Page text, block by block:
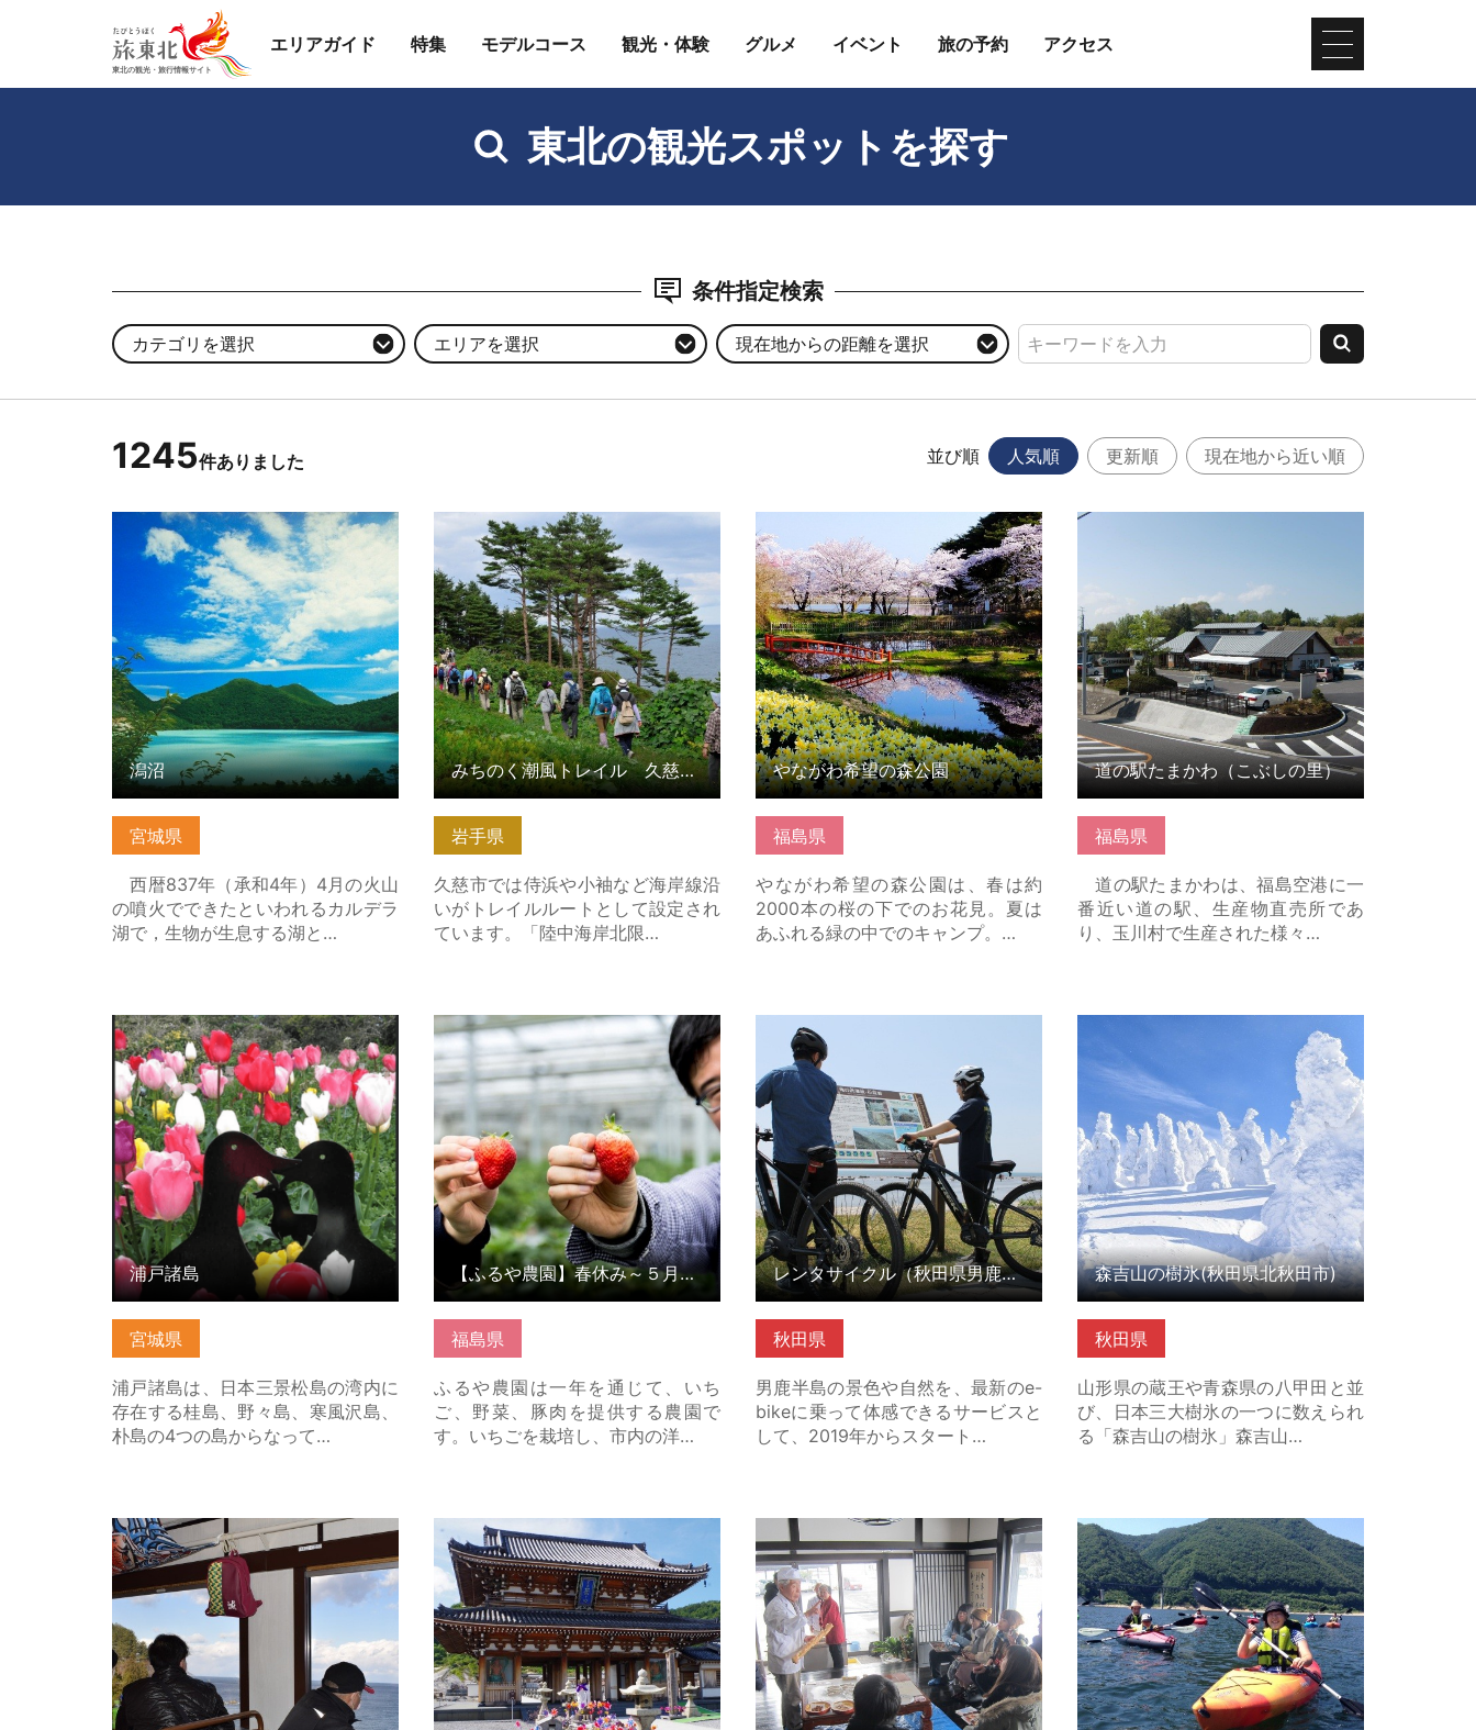
エリアガイド 特集 モデルコース 観光・体験 グルメ イベント 旅の予約 アクセス
東北の観光スポットを探す
条件指定検索
カテゴリを選択 エリアを選択 現在地からの距離を選択
1245件ありました 並び順 人気順 更新順 現在地から近い順
宮城県
西暦837年（承和4年）4月の火山
の噴火でできたといわれるカルデラ
湖で，生物が生息する湖と…
潟沼 の詳細はこちら
潟沼
岩手県
久慈市では侍浜や小袖など海岸線沿
いがトレイルルートとして設定され
ています。「陸中海岸北限…
みちのく潮風トレイル 久慈市区間
の詳細はこちら
みちのく潮風トレイル 久慈市区間
福島県
やながわ希望の森公園は、春は約
2000本の桜の下でのお花見。夏は
あふれる緑の中でのキャンプ。…
やながわ希望の森公園 の詳細はこち
ら
やながわ希望の森公園
福島県
道の駅たまかわは、福島空港に一
番近い道の駅、生産物直売所であ
り、玉川村で生産された様々…
道の駅たまかわ（こぶしの里） の詳
道の駅たまかわ（こぶしの里）
宮城県
浦戸諸島は、日本三景松島の湾内に
存在する桂島、野々島、寒風沢島、
朴島の4つの島からなって…
浦戸諸島 の詳細はこちら
浦戸諸島
福島県
ふるや農園は一年を通じて、いち
ご、野菜、豚肉を提供する農園で
す。いちごを栽培し、市内の洋…
【ふるや農園】春休み～５月末まで
楽しめる「いちご狩り」 の詳細はこ
ちら
【ふるや農園】春休み～５月末まで楽しめる「いちご狩り」
秋田県
男鹿半島の景色や自然を、最新のe-
bikeに乗って体感できるサービスと
して、2019年からスタート…
レンタサイクル（秋田県男鹿市） の
詳細はこちら
レンタサイクル（秋田県男鹿市）
秋田県
山形県の蔵王や青森県の八甲田と並
び、日本三大樹氷の一つに数えられ
る「森吉山の樹氷」森吉山…
森吉山の樹氷(秋田県北秋田市) の詳
細はこちら
森吉山の樹氷(秋田県北秋田市)
三陸鉄道こたつ列車 の詳細はこちら 霊場 恐山 の詳細はこちら
【要予約】水がもたらす食文化「六
田麩街道～焼き麩づくり体験… の詳
細はこちら
もにわっ湖カヤックツアー の詳細は
こちら